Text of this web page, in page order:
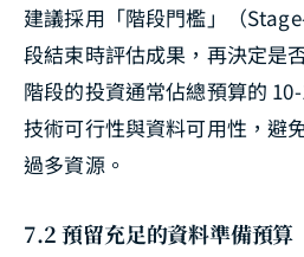
建議採用「階段門檻」（
段結束時評估成果，再決定是
階段的投資通常佔總預算的
技術可行性與資料可用性，避
過多資源。
7.2 預留充足的資料準備預算